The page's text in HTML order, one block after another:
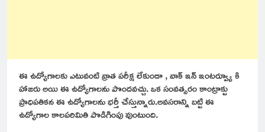
ఈ ఉద్యోగాలకు ఎటువంటి వ్రాత పరీక్ష లేకుండా , వాక్ ఇన్ ఇంటర్వ్యూ కి
హాజరు అయి ఈ ఉద్యోగాలను పొందవచ్చు. ఒక సంవత్సరం కాంట్రాక్టు
ప్రాధిపతికన ఈ ఉద్యోగాలను భర్తీ చేస్తున్నారు.అవసరాన్ని బట్టి ఈ
ఉద్యోగాల కాలపరిమితి పొడిగింపు వుంటుంది.